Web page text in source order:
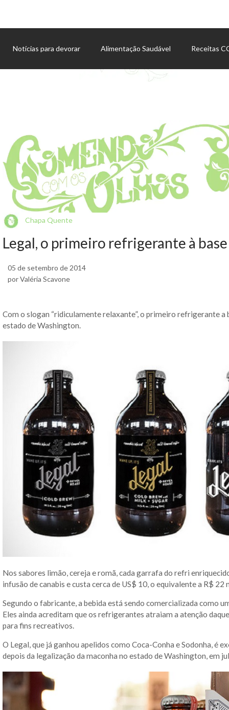
Notícias para devorar Alimentação Saudável Receitas
Chapa Quente
Legal, o primeiro refrigerante à
05 de setembro de 2014
por Valéria Scavone
Com o slogan “ridiculamente relaxante”, o primeiro refrigerante a
estado de Washington.
Nos sabores limão, cereja e romã, cada garrafa do refri
infusão de canabis e custa cerca de US$ 10, o equivalente a R$ 22
Segundo o fabricante, a bebida está sendo comercializada como
Eles ainda acreditam que os refrigerantes atraiam a atenção
para fins recreativos.
O Legal, que já ganhou apelidos como Coca-Conha e Sodonha, é
depois da legalização da maconha no estado de Washington, em